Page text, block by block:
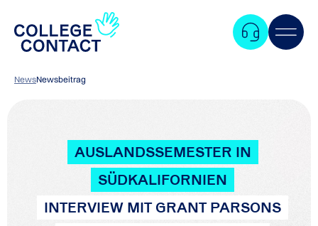
NewsNewsbeitrag
AUSLANDSSEMESTER IN
SÜDKALIFORNIEN
INTERVIEW MIT GRANT PARSONS